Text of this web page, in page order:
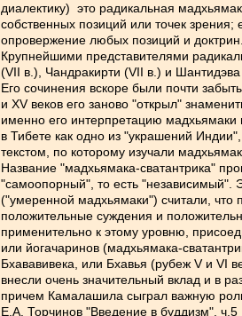
диалектику) это радикальная
собственных позиций или точек
опровержение любых позиций и
Крупнейшими представителями
(VII в.), Чандракирти (VII в.) и
Его сочинения вскоре были почти
и XV веков его заново "открыл"
именно его интерпретацию
в Тибете как одно из "украшений
текстом, по которому изучали
Название "мадхьямака-сватантрика"
"самоопорный", то есть "независимый".
("умеренной мадхьямаки") считали, что
положительные суждения и
применительно к этому уровню,
или йогачаринов (мадхьямака-
Бхававивека, или Бхавья (рубеж V и
внесли очень значительный вклад и в
причем Камалашила сыграл важную
Е.А. Торчинов "Введение в буддизм", ч.5